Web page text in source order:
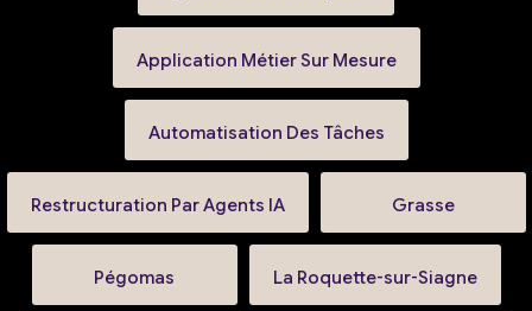
Application Métier Sur Mesure
Automatisation Des Tâches
Restructuration Par Agents IA Grasse
Pégomas La Roquette-sur-Siagne